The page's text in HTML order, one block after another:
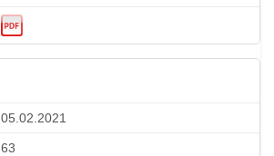
05.02.2021
63